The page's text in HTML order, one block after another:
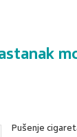
Pušenje